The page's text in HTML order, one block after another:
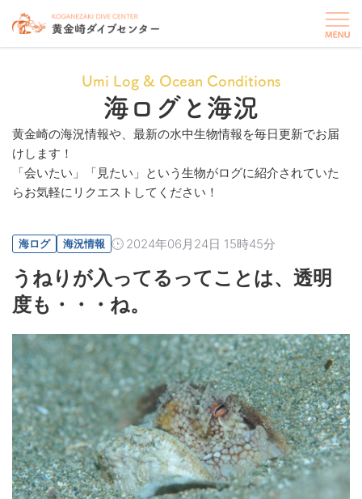
Umi Log & Ocean Conditions
海ログと海況
黄金崎の海況情報や、最新の水中生物情報を毎日更新でお届
けします！
「会いたい」「見たい」という生物がログに紹介されていた
らお気軽にリクエストしてください！
海ログ 海況情報 2024年06月24日 15時45分
うねりが入ってるってことは、透明
度も・・・ね。